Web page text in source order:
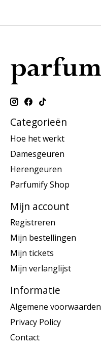
Categorieën
Hoe het werkt
Damesgeuren
Herengeuren
Parfumify Shop
Mijn account
Registreren
Mijn bestellingen
Mijn tickets
Mijn verlanglijst
Informatie
Algemene voorwaarden
Privacy Policy
Contact